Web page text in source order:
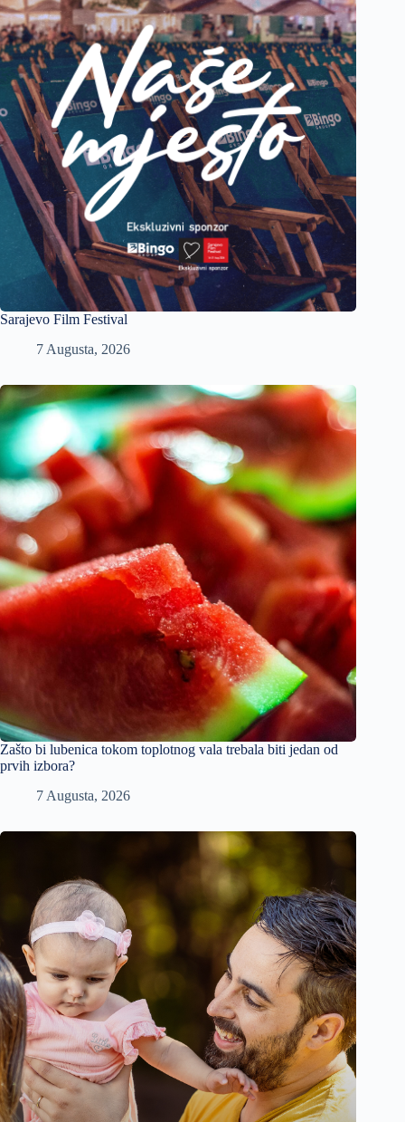
Sarajevo Film Festival
7 Augusta, 2026
Zašto bi lubenica tokom toplotnog vala trebala biti jedan od
prvih izbora?
7 Augusta, 2026